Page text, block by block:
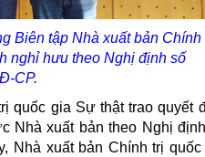
Biên tập Nhà xuất bản Chính
nghỉ hưu theo Nghị định số
CP.
quốc gia Sự thật trao quyết
Nhà xuất bản theo Nghị
Nhà xuất bản Chính trị quốc